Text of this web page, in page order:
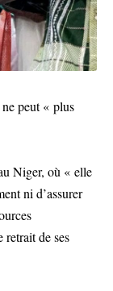
peut « plus
Niger, où « elle
ni d’assurer
retrait de ses